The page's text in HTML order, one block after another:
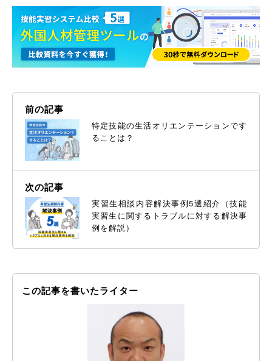
前の記事
特定技能の生活オリエンテーションです
ることは？
次の記事
実習生相談内容解決事例5選紹介（技能
実習生に関するトラブルに対する解決事
例を解説）
この記事を書いたライター